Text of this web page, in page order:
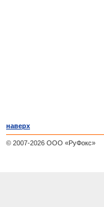
наверх
© 2007-2026 ООО «РуФокс»